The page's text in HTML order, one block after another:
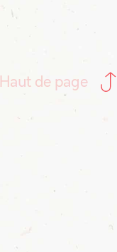
Haut de page